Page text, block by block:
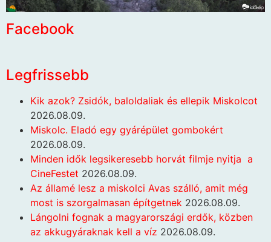
Facebook
Legfrissebb
Kik azok? Zsidók, baloldaliak és ellepik Miskolcot
2026.08.09.
Miskolc. Eladó egy gyárépület gombokért
2026.08.09.
Minden idők legsikeresebb horvát filmje nyitja a
CineFestet 2026.08.09.
Az államé lesz a miskolci Avas szálló, amit még
most is szorgalmasan építgetnek 2026.08.09.
Lángolni fognak a magyarországi erdők, közben
az akkugyáraknak kell a víz 2026.08.09.